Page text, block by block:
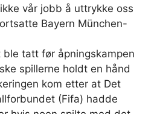
vår jobb å uttrykke oss
Bayern München-
tatt før åpningskampen
spillerne holdt en hånd
kom etter at Det
(Fifa) hadde